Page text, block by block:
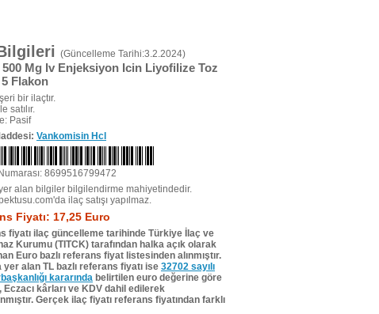
(Güncelleme Tarihi:3.2.2024)
Mg Iv Enjeksiyon Icin Liyofilize Toz
Flakon
bir ilaçtır.
satılır.
Pasif
Vankomisin Hcl
8699516799472
alan bilgiler bilgilendirme mahiyetindedir.
ilaç satışı yapılmaz.
Fiyatı: 17,25 Euro
fiyatı ilaç güncelleme tarihinde Türkiye İlaç ve
Kurumu (TITCK) tarafından halka açık olarak
Euro bazlı referans fiyat listesinden alınmıştır.
yer alan TL bazlı referans fiyatı ise 32702 sayılı
kararında belirtilen euro değerine göre
Eczacı kârları ve KDV dahil edilerek
Gerçek ilaç fiyatı referans fiyatından farklı